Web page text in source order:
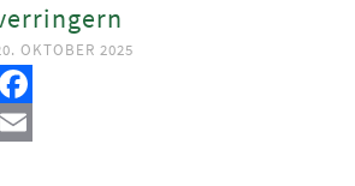
OKTOBER 2025
Facebook